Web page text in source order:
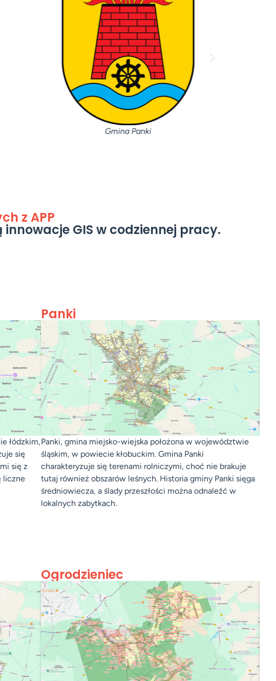
Gmina Panki
z APP
GIS w codziennej pracy.
łódzkim,
się
się z
liczne
Panki
Panki, gmina miejsko-wiejska położona w województwie
śląskim, w powiecie kłobuckim. Gmina Panki
charakteryzuje się terenami rolniczymi, choć nie brakuje
tutaj również obszarów leśnych. Historia gminy Panki sięga
średniowiecza, a ślady przeszłości można odnaleźć w
lokalnych zabytkach.
Ogrodzieniec